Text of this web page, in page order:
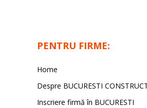
PENTRU FIRME:
Home
Despre BUCURESTI
Inscriere firmă în BUCURESTI